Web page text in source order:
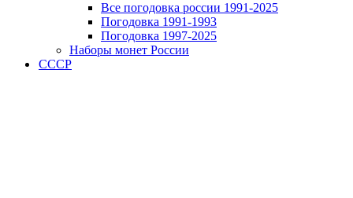
Все погодовка россии 1991-2025
Погодовка 1991-1993
Погодовка 1997-2025
Наборы монет России
СССР